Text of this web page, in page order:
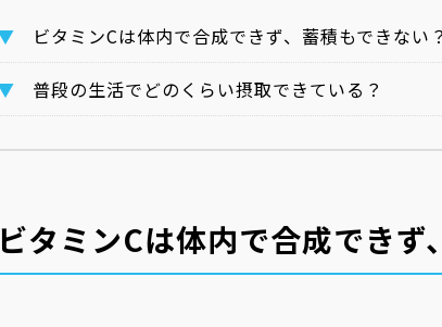
ビタミンCは体内で合成できず、蓄積もできない？
普段の生活でどのくらい摂取できている？
ビタミンCは体内で合成でき